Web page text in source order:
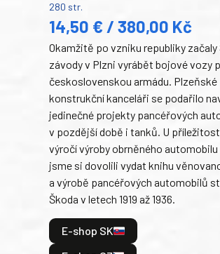
280 str.
14,50 € / 380,00 Kč
Okamžitě po vzniku republiky
závody v Plzni vyrábět bojové vozy
československou armádu. Plzeňské
konstrukční kanceláři se podařilo
jedinečné projekty pancéřových
v pozdější době i tanků. U
výročí výroby obrněného automobilu
jsme si dovolili vydat knihu
a výrobě pancéřových automobilů
Škoda v letech 1919 až 1936.
E-shop SK